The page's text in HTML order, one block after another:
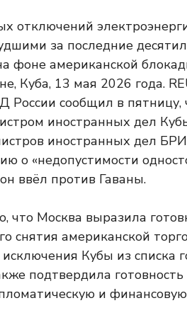
сообщил в пятницу,
иностранных дел
иностранных дел
о «недопустимости
ввёл против Гаваны.
что Москва выразила
снятия американской
Кубы из списка
подтвердила готовность
и